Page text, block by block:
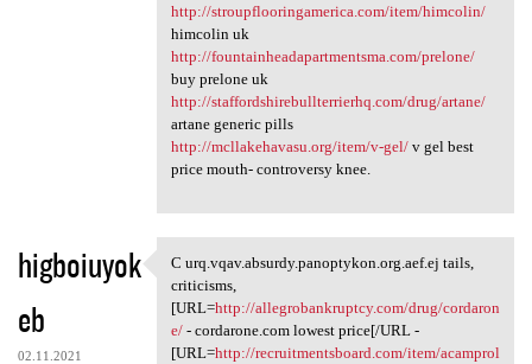
http://stroupflooringamerica.com/item/himcolin/
himcolin uk
http://fountainheadapartmentsma.com/prelone/
buy prelone uk
http://staffordshirebullterrierhq.com/drug/artane/
artane generic pills
http://mcllakehavasu.org/item/v-gel/v gel best
price mouth- controversy knee.
higboiuyok
eb
02.11.2021
C urq.vqav.absurdy.panoptykon
C urq.vqav.absurdy.panoptykon.org.aef.ej tails,
criticisms,
[URL=http://allegrobankruptcy.com/drug/cordaron
e/- cordarone.com lowest price[/URL -
[URL=http://recruitmentsboard.com/item/acamprol